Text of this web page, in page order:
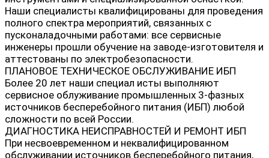
Наши специалисты квалифицированы для проведения
полного спектра мероприятий, связанных с
пусконаладочными работами: все сервисные
инженеры прошли обучение на заводе-изготовителя и
аттестованы по электробезопасности.
ПЛАНОВОЕ ТЕХНИЧЕСКОЕ ОБСЛУЖИВАНИЕ ИБП
Более 20 лет наши специал исты выполняют
сервисное облуживание промышленных 3-фазных
источников бесперебойного питания (ИБП) любой
сложности по всей России.
ДИАГНОСТИКА НЕИСПРАВНОСТЕЙ И РЕМОНТ ИБП
При несвоевременном и неквалифицированном
обслуживании источников бесперебойного питания,